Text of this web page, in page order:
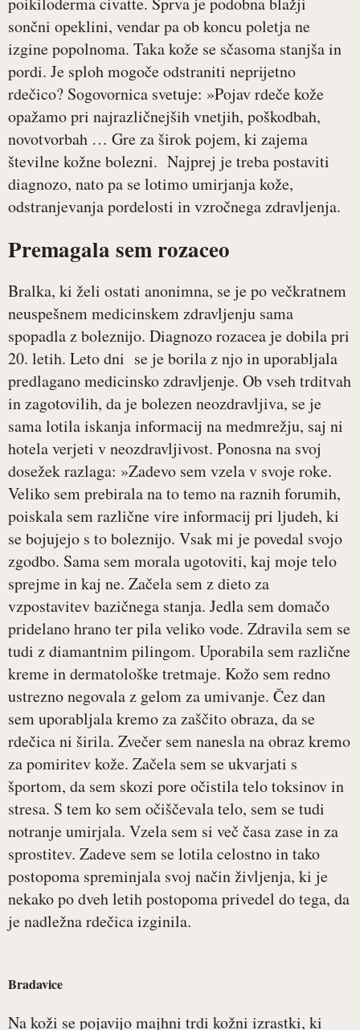
sončni opeklini, vendar pa ob koncu poletja ne
izgine popolnoma. Taka kože se sčasoma stanjša in
pordi. Je sploh mogoče odstraniti neprijetno
rdečico? Sogovornica svetuje: »Pojav rdeče kože
opažamo pri najrazličnejših vnetjih, poškodbah,
novotvorbah … Gre za širok pojem, ki zajema
številne kožne bolezni. Najprej je treba postaviti
diagnozo, nato pa se lotimo umirjanja kože,
odstranjevanja pordelosti in vzročnega zdravljenja.
Premagala sem rozaceo
Bralka, ki želi ostati anonimna, se je po večkratnem
neuspešnem medicinskem zdravljenju sama
spopadla z boleznijo. Diagnozo rozacea je dobila pri
20. letih. Leto dni se je borila z njo in uporabljala
predlagano medicinsko zdravljenje. Ob vseh trditvah
in zagotovilih, da je bolezen neozdravljiva, se je
sama lotila iskanja informacij na medmrežju, saj ni
hotela verjeti v neozdravljivost. Ponosna na svoj
dosežek razlaga: »Zadevo sem vzela v svoje roke.
Veliko sem prebirala na to temo na raznih forumih,
poiskala sem različne vire informacij pri ljudeh, ki
se bojujejo s to boleznijo. Vsak mi je povedal svojo
zgodbo. Sama sem morala ugotoviti, kaj moje telo
sprejme in kaj ne. Začela sem z dieto za
vzpostavitev bazičnega stanja. Jedla sem domačo
pridelano hrano ter pila veliko vode. Zdravila sem se
tudi z diamantnim pilingom. Uporabila sem različne
kreme in dermatološke tretmaje. Kožo sem redno
ustrezno negovala z gelom za umivanje. Čez dan
sem uporabljala kremo za zaščito obraza, da se
rdečica ni širila. Zvečer sem nanesla na obraz kremo
za pomiritev kože. Začela sem se ukvarjati s
športom, da sem skozi pore očistila telo toksinov in
stresa. S tem ko sem očiščevala telo, sem se tudi
notranje umirjala. Vzela sem si več časa zase in za
sprostitev. Zadeve sem se lotila celostno in tako
postopoma spreminjala svoj način življenja, ki je
nekako po dveh letih postopoma privedel do tega, da
je nadležna rdečica izginila.
Bradavice
Na koži se pojavijo majhni trdi kožni izrastki, ki